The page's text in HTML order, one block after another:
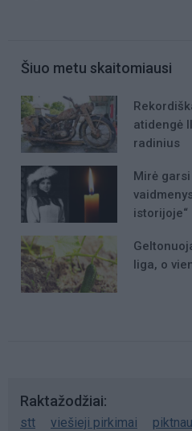
Šiuo metu skaitomiausi
atidengė
radinius
Mirė
istorijoje“
liga, o
Raktažodžiai
stt viešieji pirkimai